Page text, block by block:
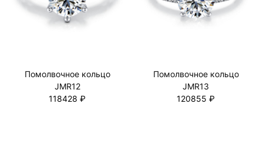
Помолвочное кольцо
JMR12
118428 ₽
Помолвочное кольцо
JMR13
120855 ₽